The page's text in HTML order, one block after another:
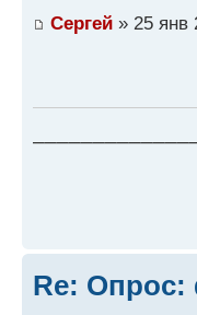
Сергей » 25 янв
Re: Опрос: